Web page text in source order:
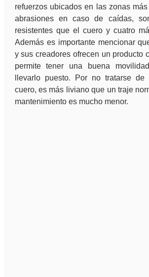
refuerzos ubicados en las zonas
abrasiones en caso de caídas,
resistentes que el cuero y cuatro
Además es importante mencionar
y sus creadores ofrecen un producto
permite tener una buena
llevarlo puesto. Por no tratarse
cuero, es más liviano que un traje
mantenimiento es mucho menor.